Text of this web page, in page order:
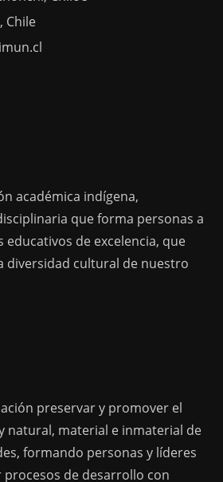
Chile
académica indígena,
que forma personas a
de excelencia, que
diversidad cultural de nuestro
preservar y promover el
natural, material e inmaterial de
formando personas y líderes
procesos de desarrollo con